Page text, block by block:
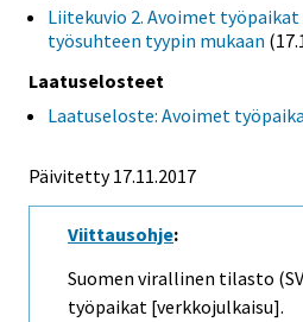
Liitekuvio 2. Avoimet
työsuhteen tyypin mukaan
Laatuselosteet
Laatuseloste: Avoimet
Päivitetty 17.11.2017
Viittausohje:
Suomen virallinen tilasto
työpaikat [verkkojulkaisu].